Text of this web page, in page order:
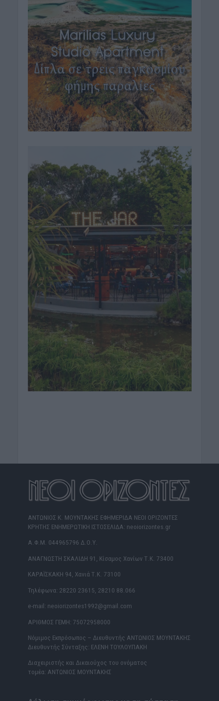
ΑΝΤΩΝΙΟΣ Κ. ΜΟΥΝΤΑΚΗΣ ΕΦΗΜΕΡΙΔΑ ΝΕΟΙ ΟΡΙΖΟΝΤΕΣ
ΚΡΗΤΗΣ ΕΝΗΜΕΡΩΤΙΚΗ ΙΣΤΟΣΕΛΙΔΑ: neoiorizontes.gr
Α.Φ.Μ. 044965796 Δ.Ο.Υ.
ΑΝΑΓΝΩΣΤΗ ΣΚΑΛΙΔΗ 91, Κίσαμος Χανίων Τ.Κ. 73400
ΚΑΡΑΪΣΚΑΚΗ 94, Χανιά Τ.Κ. 73100
Τηλέφωνα: 28220 23615, 28210 88.066
e-mail: neoiorizontes1992@gmail.com
ΑΡΙΘΜΟΣ ΓΕΜΗ: 75072958000
Νόμιμος Εκπρόσωπος – Διευθυντής ΑΝΤΩΝΙΟΣ ΜΟΥΝΤΑΚΗΣ
Διευθυντής Σύνταξης: ΕΛΕΝΗ ΤΟΥΛΟΥΠΑΚΗ
Διαχειριστής και Δικαιούχος του ονόματος
τομέα: ΑΝΤΩΝΙΟΣ ΜΟΥΝΤΑΚΗΣ